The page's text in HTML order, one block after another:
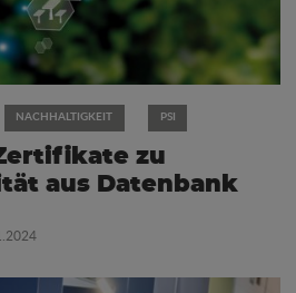
NACHHALTIGKEIT PSI
zu
aus Datenbank